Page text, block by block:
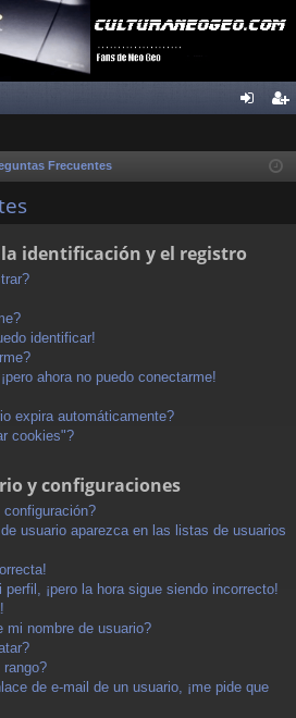
se
ist
Frecuentes
identificación y el registro
identificar!
ahora no puedo conectarme!
expira automáticamente?
cookies"?
y configuraciones
usuario aparezca en las listas de usuarios
¡pero la hora sigue siendo incorrecto!
mi nombre de usuario?
de e-mail de un usuario, ¡me pide que